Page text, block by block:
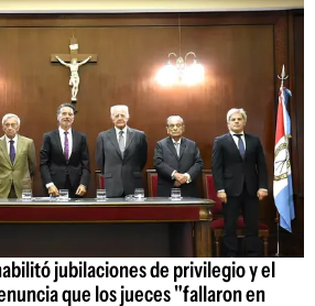
jubilaciones de privilegio y el
que los jueces "fallaron en